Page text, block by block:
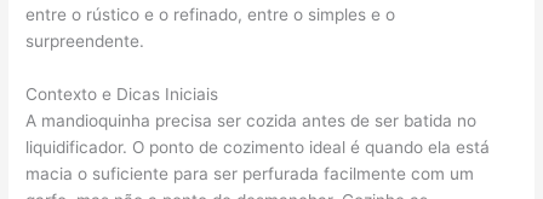
entre o rústico e o refinado, entre o simples e o
surpreendente.
Contexto e Dicas Iniciais
A mandioquinha precisa ser cozida antes de ser batida no
liquidificador. O ponto de cozimento ideal é quando ela está
macia o suficiente para ser perfurada facilmente com um